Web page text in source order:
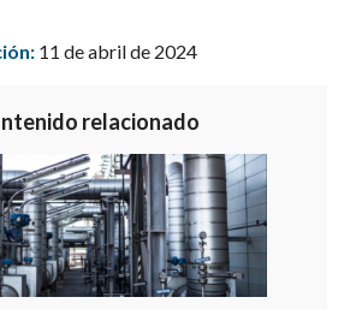
11 de abril de 2024
relacionado